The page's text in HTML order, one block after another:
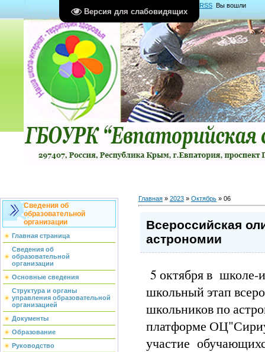
Версия для слабовидящих
RSS Вы вошли
какГость Группа "Гости"
Сведения об
образовательной
организации
Главная страница
Сведения об
образовательной
организации
Основные сведения
Структура и органы
управления образовательной
организацией
Документы
Образование
Руководство
Главная » 2023 » Октябрь » 06
Всероссийская
астрономии
5 октября в
школьный этап
школьников по
платформе
участие